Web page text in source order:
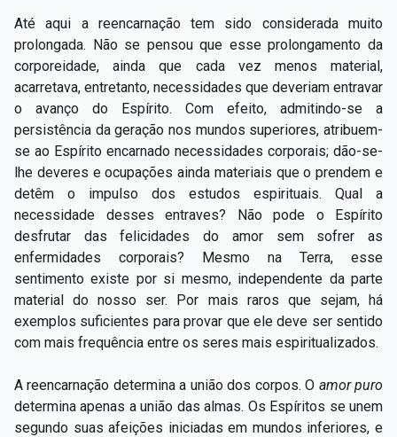
Até aqui a reencarnação tem sido considerada muito
prolongada. Não se pensou que esse prolongamento da
corporeidade, ainda que cada vez menos material,
acarretava, entretanto, necessidades que deveriam entravar
o avanço do Espírito. Com efeito, admitindo-se a
persistência da geração nos mundos superiores, atribuem-
se ao Espírito encarnado necessidades corporais; dão-se-
lhe deveres e ocupações ainda materiais que o prendem e
detêm o impulso dos estudos espirituais. Qual a
necessidade desses entraves? Não pode o Espírito
desfrutar das felicidades do amor sem sofrer as
enfermidades corporais? Mesmo na Terra, esse
sentimento existe por si mesmo, independente da parte
material do nosso ser. Por mais raros que sejam, há
exemplos suficientes para provar que ele deve ser sentido
com mais frequência entre os seres mais espiritualizados.
A reencarnação determina a união dos corpos. O amor puro
determina apenas a união das almas. Os Espíritos se unem
segundo suas afeições iniciadas em mundos inferiores, e